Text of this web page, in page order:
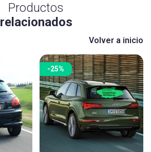
Productos
relacionados
Volver a inicio
-25%